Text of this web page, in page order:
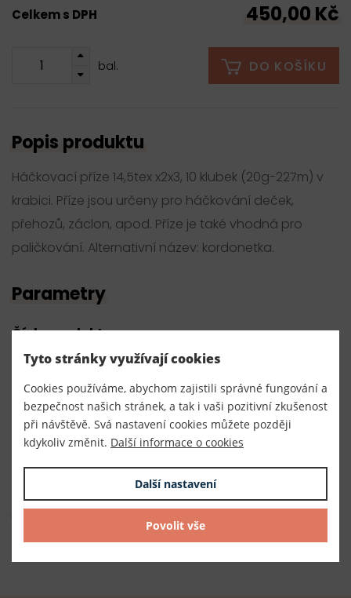
Celkem s DPH 450,00 Kč
bal. DO KOŠÍKU
Popis produktu
Háčkovací příze 14,5tex x2x3, 10 klubek (20g-227m) v
krabici. Příze jsou určeny pro háčkování deček,
přehozů, záclon, apod. Příze je také vhodná pro
paličkování. Alternativní název: kordonetka.
Parametry
Číslo produktu:
200022
Výrobce
Český výrobce
Dodavatel
TKACZIK s.r.o.
Složení
Složení: 100% bavlna
Tyto stránky využívají cookies
Cookies používáme, abychom zajistili správné fungování a
bezpečnost našich stránek, a tak i vaši pozitivní zkušenost
při návštěvě. Svá nastavení cookies můžete později
kdykoliv změnit. Další informace o cookies
Další nastavení
Povolit vše